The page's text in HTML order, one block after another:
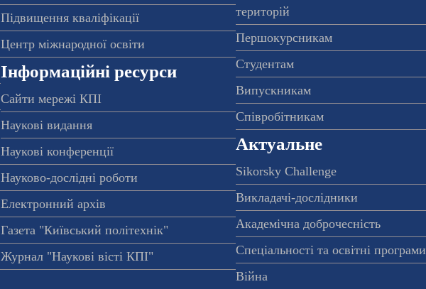
Підвищення кваліфікації
Центр міжнародної освіти
Інформаційні ресурси
Сайти мережі КПІ
Наукові видання
Наукові конференції
Науково-дослідні роботи
Електронний архів
Газета "Київський політехнік"
Журнал "Наукові вісті КПІ"
територій
Першокурсникам
Студентам
Випускникам
Співробітникам
Актуальне
Sikorsky Challenge
Викладачі-дослідники
Академічна доброчесність
Спеціальності та освітні програми
Війна